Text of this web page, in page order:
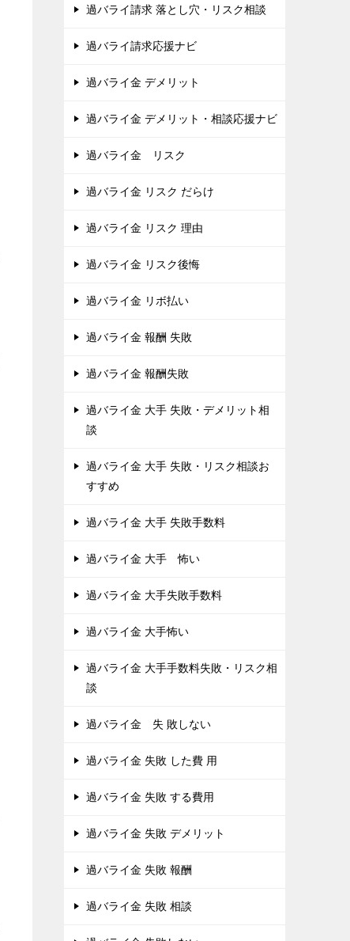
過バライ請求 落とし穴・リスク相談
過バライ請求応援ナビ
過バライ金 デメリット
過バライ金 デメリット・相談応援ナビ
過バライ金 リスク
過バライ金 リスク だらけ
過バライ金 リスク 理由
過バライ金 リスク後悔
過バライ金 リボ払い
過バライ金 報酬 失敗
過バライ金 報酬失敗
過バライ金 大手 失敗・デメリット相
談
過バライ金 大手 失敗・リスク相談お
すすめ
過バライ金 大手 失敗手数料
過バライ金 大手 怖い
過バライ金 大手失敗手数料
過バライ金 大手怖い
過バライ金 大手手数料失敗・リスク相
談
過バライ金 失 敗しない
過バライ金 失敗 した費 用
過バライ金 失敗 する費用
過バライ金 失敗 デメリット
過バライ金 失敗 報酬
過バライ金 失敗 相談